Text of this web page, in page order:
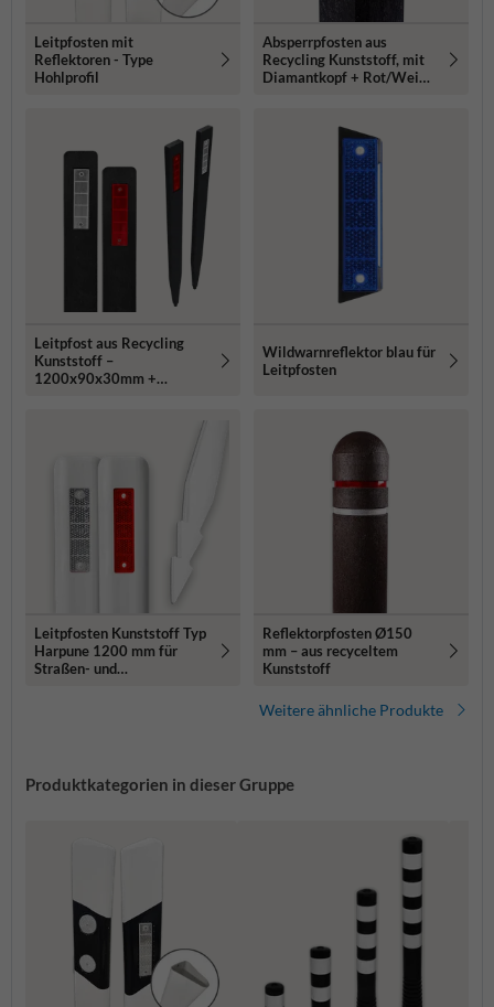
Leitpfosten mit
Reflektoren - Type
Hohlprofil
Absperrpfosten aus
Recycling Kunststoff, mit
Diamantkopf + Rot/Weiß
Leitpfost aus Recycling
Kunststoff –
1200x90x30mm +
Wildwarnreflektor blau für
Leitpfosten
Leitpfosten Kunststoff Typ
Harpune 1200 mm für
Straßen- und
Reflektorpfosten Ø150
mm – aus recyceltem
Kunststoff
Weitere ähnliche Produkte
Produktkategorien in dieser Gruppe